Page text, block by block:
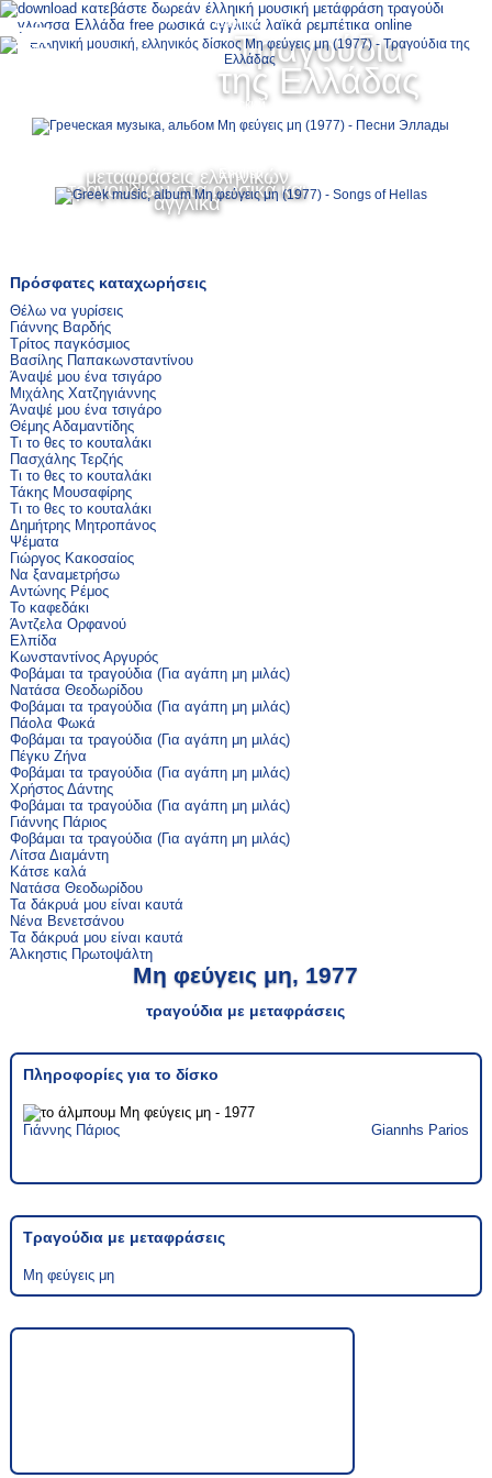
Τραγούδια
της Ελλάδας
μεταφράσεις ελληνικών
τραγουδιών στα ρωσικά και
αγγλικά
Ελληνικά
Русский
English
MENU
Πρόσφατες καταχωρήσεις
Θέλω να γυρίσεις
Γιάννης Βαρδής
Τρίτος παγκόσμιος
Βασίλης Παπακωνσταντίνου
Άναψέ μου ένα τσιγάρο
Μιχάλης Χατζηγιάννης
Άναψέ μου ένα τσιγάρο
Θέμης Αδαμαντίδης
Τι το θες το κουταλάκι
Πασχάλης Τερζής
Τι το θες το κουταλάκι
Τάκης Μουσαφίρης
Τι το θες το κουταλάκι
Δημήτρης Μητροπάνος
Ψέματα
Γιώργος Κακοσαίος
Να ξαναμετρήσω
Αντώνης Ρέμος
Το καφεδάκι
Άντζελα Ορφανού
Ελπίδα
Κωνσταντίνος Αργυρός
Φοβάμαι τα τραγούδια (Για αγάπη μη μιλάς)
Νατάσα Θεοδωρίδου
Φοβάμαι τα τραγούδια (Για αγάπη μη μιλάς)
Πάολα Φωκά
Φοβάμαι τα τραγούδια (Για αγάπη μη μιλάς)
Πέγκυ Ζήνα
Φοβάμαι τα τραγούδια (Για αγάπη μη μιλάς)
Χρήστος Δάντης
Φοβάμαι τα τραγούδια (Για αγάπη μη μιλάς)
Γιάννης Πάριος
Φοβάμαι τα τραγούδια (Για αγάπη μη μιλάς)
Λίτσα Διαμάντη
Κάτσε καλά
Νατάσα Θεοδωρίδου
Τα δάκρυά μου είναι καυτά
Νένα Βενετσάνου
Τα δάκρυά μου είναι καυτά
Άλκηστις Πρωτοψάλτη
Μη φεύγεις μη, 1977
τραγούδια με μεταφράσεις
Πληροφορίες για το δίσκο
Γιάννης Πάριος Giannhs Parios
Τραγούδια με μεταφράσεις
Μη φεύγεις μη